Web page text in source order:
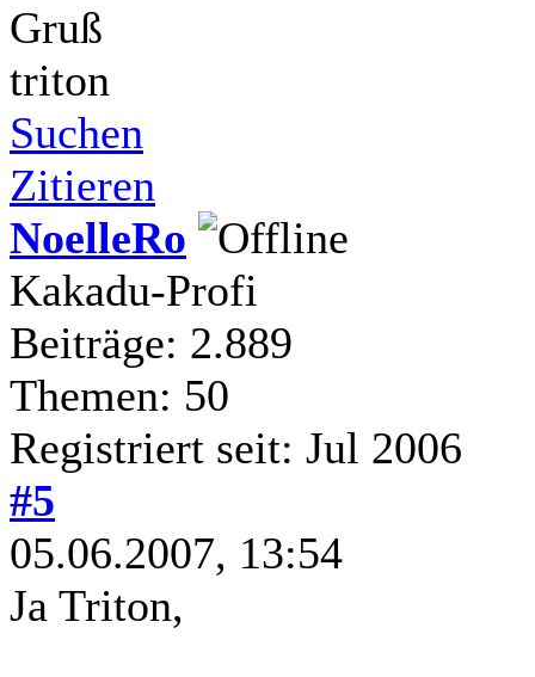
Gruß
triton
Suchen
Zitieren
NoelleRo
Kakadu-Profi
Beiträge: 2.889
Themen: 50
Registriert seit: Jul 2006
#5
05.06.2007, 13:54
Ja Triton,